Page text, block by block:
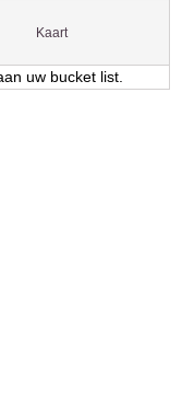
Kaart
uw bucket list.